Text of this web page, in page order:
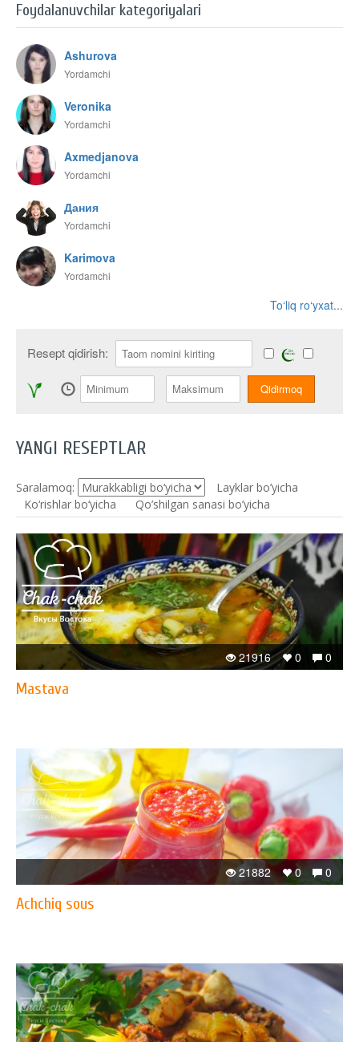
Foydalanuvchilar kategoriyalari
Ashurova
Yordamchi
Veronika
Yordamchi
Axmedjanova
Yordamchi
Дания
Yordamchi
Karimova
Yordamchi
To‘liq ro‘yxat...
Resept qidirish:
YANGI RESEPTLAR
Saralamoq:
Layklar bo’yicha
Ko‘rishlar bo‘yicha
Qo’shilgan sanasi bo’yicha
0
0
21916
Mastava
0
0
21882
Achchiq sous